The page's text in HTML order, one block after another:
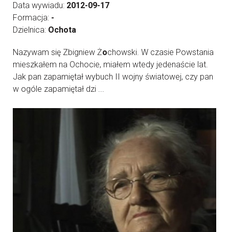
Data wywiadu: 2012-09-17
Formacja: -
Dzielnica: Ochota
Nazywam się Zbigniew Żochowski. W czasie Powstania
mieszkałem na Ochocie, miałem wtedy jedenaście lat.
Jak pan zapamiętał wybuch II wojny światowej, czy pan
w ogóle zapamiętał dzi ...